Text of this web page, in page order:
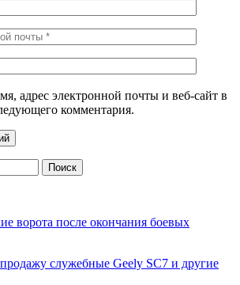
адрес электронной почты и веб-сайт в
комментария.
ворота после окончания боевых
служебные Geely SC7 и другие